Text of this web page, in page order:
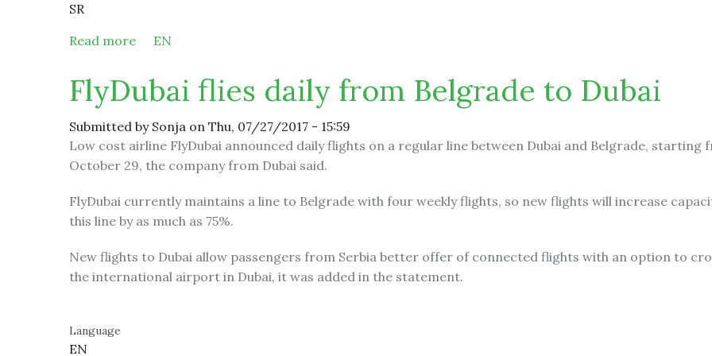
SR
Read more about FlyDubai leti svakodnevno iz Beograda za Dubai
EN
FlyDubai flies daily from Belgrade to Dubai
Submitted by Sonja on Thu, 07/27/2017 - 15:59
Low cost airline FlyDubai announced daily flights on a regular line between Dubai and Belgrade, starting
October 29, the company from Dubai said.
FlyDubai currently maintains a line to Belgrade with four weekly flights, so new flights will increase
this line by as much as 75%.
New flights to Dubai allow passengers from Serbia better offer of connected flights with an option to
the international airport in Dubai, it was added in the statement.
Language
EN